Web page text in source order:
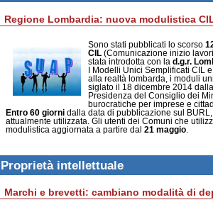
Regione Lombardia: nuova modulistica
Sono stati pubblicati lo scorso
CIL(Comunicazione inizio
stata introdotta con la d.g.r.
I Modelli Unici Semplificati CIL
alla realtà lombarda, i moduli
siglato il 18 dicembre 2014
Presidenza del Consiglio dei
burocratiche per imprese e
Entro 60 giornidalla data di pubblicazione sul
attualmente utilizzata. Gli utenti dei Comuni che
modulistica aggiornata a partire dal 21 maggio.
Proprietà intellettuale
Marchi e brevetti: cambiano modalità di